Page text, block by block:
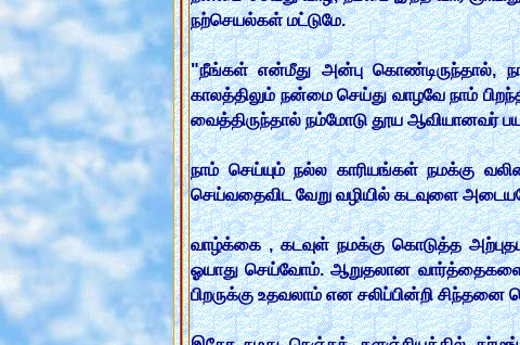
நற்செயல்கள் மட்டுமே.
"நீங்கள் என்மீது அன்பு கொண்டிருந்தால்,
காலத்திலும் நன்மை செய்து வாழவே நாம்
வைத்திருந்தால் நம்மோடு தூய ஆவியானவர்
நாம் செய்யும் நல்ல காரியங்கள் நமக்கு
செய்வதைவிட வேறு வழியில் கடவுளை
வாழ்க்கை , கடவுள் நமக்கு கொடுத்த
ஓயாது செய்வோம். ஆறுதலான வார்த்தைகளை
பிறருக்கு உதவலாம் என சலிப்பின்றி